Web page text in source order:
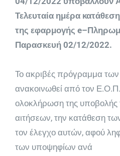
Τελευταία ημέρα
της εφαρμογής e–
Παρασκευή 02/12/2022.
Το ακριβές πρόγραμμα
ανακοινωθεί από τον
ολοκλήρωση της υποβολής
αιτήσεων, την κατάθεση
τον έλεγχο αυτών, αφού
των υποψηφίων ανά